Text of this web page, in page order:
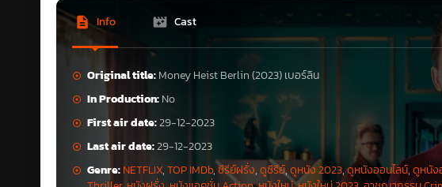
ซีรีส์เล่าเรื่องราวก่อนหน้าที่จะเกิดขึ้นในเหตุการ
วิญญาณที่ได้มองย้อนเหตุการณ์ในอดีต โดยพูดกั
เป็นช่วงที่เขาเชื่อว่าฝีมือตนเองขึ้นพีกที่สุด แม้เพิ่
เบอร์ลินรวมทีมกับสมาชิกหนุ่มสาวที่ยังขาดประส
Julio Peña) ลูกไล่ที่ตามเชื่อฟังเบอร์ลินอย่างสุนั
แฮกเกอร์สาวสุดเนิร์ดที่ยังไม่เคยมีความรัก บรูซ
เบอร์ลินจะเป็นหัวหน้าทีมที่เล่ห์แพรวพราว เขา
ใหญ่ที่เป็นมันสมองและความสุขุมของทีม
Info Cast
Original title:Money Heist Berlin (2023) เบอร์ลิน
In Production:No
First air date:29-12-2023
Last air date:29-12-2023
Genre:NETFLIX,TOP IMDb,ซีรีย์ฝรั่ง,ดูซีรีย์,ดูหนัง 2023,ดูหนังออนไลน์,ดูหนัง